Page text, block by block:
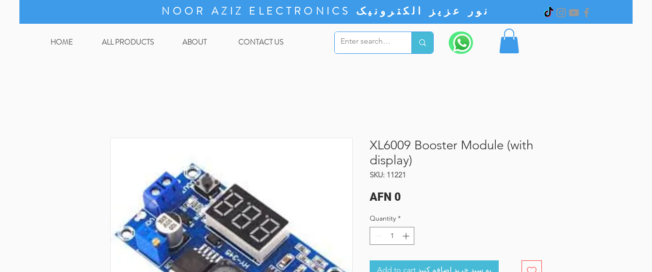
HOME ALL PRODUCTS ABOUT CONTACT US
NOOR AZIZ ELECTRONICS
XL6009 Booster Module (with
display)
SKU: 11221
AFN 0Price
Quantity *
Add to cart به سبد خرید اضافه کنید